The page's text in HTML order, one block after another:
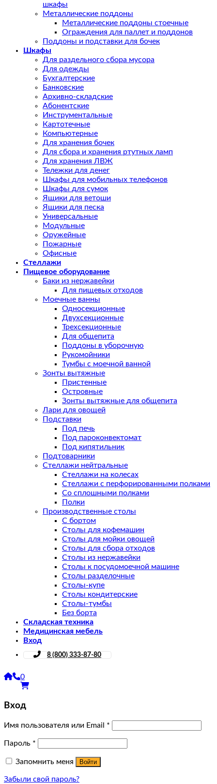
шкафы
Металлические поддоны
Металлические поддоны стоечные
Ограждения для паллет и поддонов
Поддоны и подставки для бочек
Шкафы
Для раздельного сбора мусора
Для одежды
Бухгалтерские
Банковские
Архивно-складские
Абонентские
Инструментальные
Картотечные
Компьютерные
Для хранения бочек
Для сбора и хранения ртутных ламп
Для хранения ЛВЖ
Тележки для денег
Шкафы для мобильных телефонов
Шкафы для сумок
Ящики для ветоши
Ящики для песка
Универсальные
Модульные
Оружейные
Пожарные
Офисные
Стеллажи
Пищевое оборудование
Баки из нержавейки
Для пищевых отходов
Моечные ванны
Односекционные
Двухсекционные
Трехсекционные
Для общепита
Поддоны в уборочную
Рукомойники
Тумбы с моечной ванной
Зонты вытяжные
Пристенные
Островные
Зонты вытяжные для общепита
Лари для овощей
Подставки
Под печь
Под пароконвектомат
Под кипятильник
Подтоварники
Стеллажи нейтральные
Стеллажи на колесах
Стеллажи с перфорированными полками
Со сплошными полками
Полки
Производственные столы
С бортом
Столы для кофемашин
Столы для мойки овощей
Столы для сбора отходов
Столы из нержавейки
Столы к посудомоечной машине
Столы разделочные
Столы-купе
Столы кондитерские
Столы-тумбы
Без борта
Складская техника
Медицинская мебель
Вход
8 (800) 333-87-80
0
Вход
Имя пользователя или Email *
Пароль *
Запомнить меня Войти
Забыли свой пароль?